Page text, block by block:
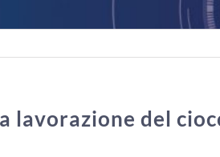
lavorazione del